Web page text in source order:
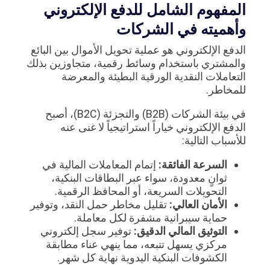
المفهوم الشامل للدفع الإلكتروني
وأهميته في الشركات
الدفع الإلكتروني هو عملية تحويل الأموال بين البائع
والمشتري باستخدام وسائط رقمية، متجاوزين بذلك
التعاملات النقدية الورقية البطيئة والمعرضة
للمخاطر.
في بيئة الشركات (B2B) والتجزئة (B2C)، أصبح
الدفع الإلكتروني خياراً استراتيجياً لا غنى عنه
للأسباب التالية:
السرعة الفائقة: إتمام المعاملات المالية في
ثوانٍ معدودة، سواء عبر البطاقات البنكية،
التحويلات السريعة، أو المحافظ الرقمية.
الأمان العالي: تقليل مخاطر حمل النقد، وتوفير
حماية سيبرانية مشفرة لكل معاملة.
التوثيق المالي الدقيق: توفير سجل إلكتروني
مركزي يسهل تتبعه، مما ينهي عناء مطابقة
الكشوفات البنكية اليدوية نهاية كل شهر.